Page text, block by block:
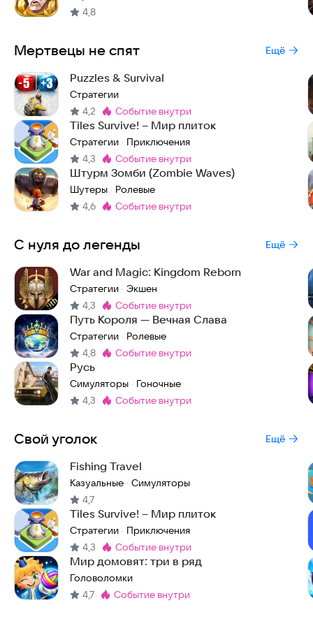
4,8
Мертвецы не спят Ещё
Puzzles & Survival
Стратегии
4,2
Метка:
событие внутри
Tiles Survive! – Мир плиток
Стратегии · Приключения
4,3
Метка:
событие внутри
Штурм Зомби (Zombie Waves)
Шутеры · Ролевые
4,6 Метка:
событие внутри
С нуля до легенды Ещё
War and Magic: Kingdom Reborn
Стратегии · Экшен
4,3
Метка:
событие внутри
Путь Короля — Вечная Слава
Стратегии · Ролевые
4,8 Метка:
событие внутри
Русь
Симуляторы · Гоночные
4,3
Метка:
событие внутри
Свой уголок Ещё
Fishing Travel
Казуальные · Симуляторы
4,7
Tiles Survive! – Мир плиток
Стратегии · Приключения
4,3
Метка:
событие внутри
Мир домовят: три в ряд
Головоломки
4,7 Метка:
событие внутри